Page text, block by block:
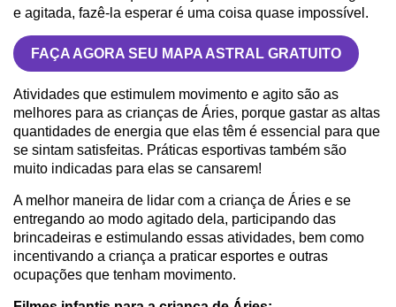
e agitada, fazê-la esperar é uma coisa quase impossível.
FAÇA AGORA SEU MAPA ASTRAL GRATUITO
Atividades que estimulem movimento e agito são as
melhores para as crianças de Áries, porque gastar as altas
quantidades de energia que elas têm é essencial para que
se sintam satisfeitas. Práticas esportivas também são
muito indicadas para elas se cansarem!
A melhor maneira de lidar com a criança de Áries e se
entregando ao modo agitado dela, participando das
brincadeiras e estimulando essas atividades, bem como
incentivando a criança a praticar esportes e outras
ocupações que tenham movimento.